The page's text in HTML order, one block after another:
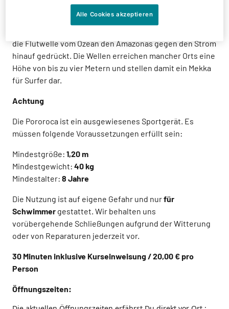
wie „großes Grollen“ bedeutet. Das Phänomen tritt
einmal im Jahr am Amazonas auf. Ausgelöst durch die
die Flutwelle vom Ozean den Amazonas gegen den Strom
hinauf gedrückt. Die Wellen erreichen mancher Orts eine
Höhe von bis zu vier Metern und stellen damit ein Mekka
für Surfer dar.
Achtung
Die Pororoca ist ein ausgewiesenes Sportgerät. Es
müssen folgende Voraussetzungen erfüllt sein:
Mindestgröße: 1,20 m
Mindestgewicht: 40 kg
Mindestalter: 8 Jahre
Die Nutzung ist auf eigene Gefahr und nurfür
Schwimmer gestattet. Wir behalten uns
vorübergehende Schließungen aufgrund der Witterung
oder von Reparaturen jederzeit vor.
30 Minuten inklusive Kurseinweisung / 20,00 € pro
Person
Öffnungszeiten:
Alle Cookies akzeptieren